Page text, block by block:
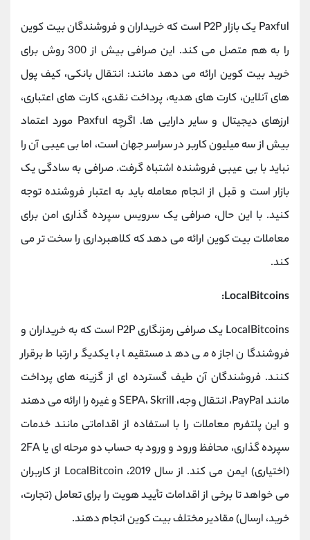
Paxful یک بازار P2P است که خریداران و فروشندگان بیت کوین
را به هم متصل می کند. این صرافی بیش از 300 روش برای
خرید بیت کوین ارائه می دهد مانند: انتقال بانکی، کیف پول
های آنلاین، کارت های هدیه، پرداخت نقدی، کارت های اعتباری،
ارزهای دیجیتال و سایر دارایی ها. اگرچه Paxful مورد اعتماد
بیش از سه میلیون کاربر در سراسر جهان است، اما بی عیبی آن را
نباید با بی عیبی فروشنده اشتباه گرفت. صرافی به سادگی یک
بازار است و قبل از انجام معامله باید به اعتبار فروشنده توجه
کنید. با این حال، صرافی یک سرویس سپرده گذاری امن برای
معاملات بیت کوین ارائه می دهد که کلاهبرداری را سخت تر می
کند.
LocalBitcoins:
LocalBitcoins یک صرافی رمزنگاری P2P است که به خریداران و
فروشندگان اجازه می دهد مستقیما با یکدیگر ارتباط برقرار
کنند. فروشندگان آن طیف گسترده ای از گزینه های پرداخت
مانند PayPal، انتقال وجه، SEPA، Skrill و غیره را ارائه می دهند
و این پلتفرم معاملات را با استفاده از اقداماتی مانند خدمات
سپرده گذاری، محافظ ورود و ورود به حساب دو مرحله ای یا 2FA
(اختیاری) ایمن می کند. از سال 2019، LocalBitcoin از کاربران
می خواهد تا برخی از اقدامات تأیید هویت را برای تعامل (تجارت،
خرید، ارسال) مقادیر مختلف بیت کوین انجام دهند.